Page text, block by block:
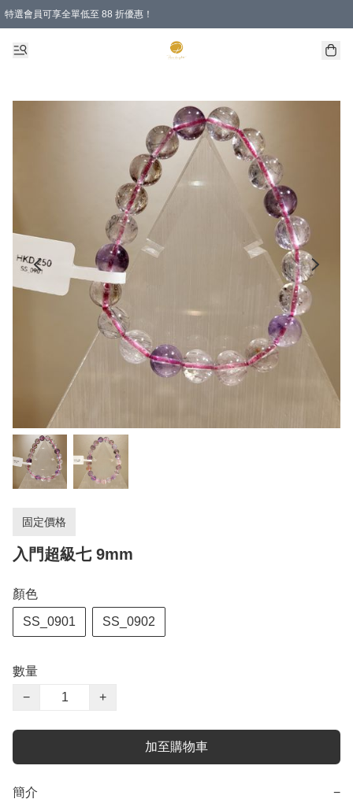
特選會員可享全單低至 88 折優惠！
購物滿 HKD 1000.00即享免運費優惠！（適用於 特定的送貨方式 )
固定價格
入門超級七 9mm
顏色
SS_0901 SS_0902
數量
−
+
加至購物車
簡介 −